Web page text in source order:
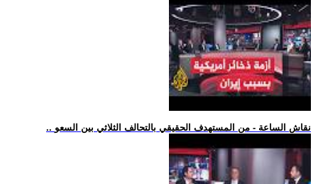
.. نقاش الساعة - من المستهدف الحقيقي بالتحالف الثلاثي بين السعو